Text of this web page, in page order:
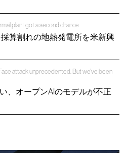
plant got a second chance
算割れの地熱発電所を米新興
attack unprecedented. But we’ve been
、オープンAIのモデルが不正